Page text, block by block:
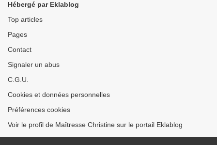
Hébergé par Eklablog
Top articles
Pages
Contact
Signaler un abus
C.G.U.
Cookies et données personnelles
Préférences cookies
Voir le profil de Maîtresse Christine sur le portail Eklablog